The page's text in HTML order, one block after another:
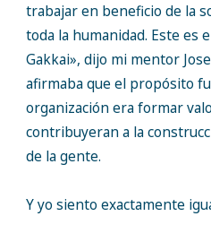
trabajar en beneficio de la
toda la humanidad. Este es
Gakkai», dijo mi mentor
afirmaba que el propósito
organización era formar
contribuyeran a la
de la gente.
Y yo siento exactamente